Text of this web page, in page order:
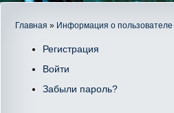
Главная » Информация о пользователе
Регистрация
Войти
Забыли пароль?